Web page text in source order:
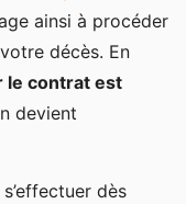
ainsi à procéder
décès. En
le contrat est
devient
dès